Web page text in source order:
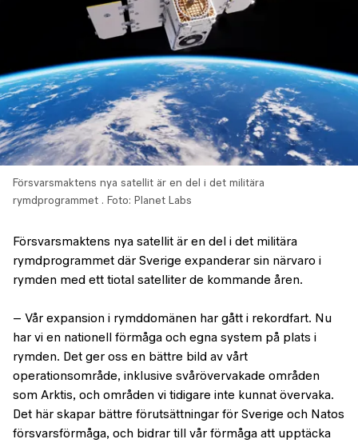
Försvarsmaktens nya satellit är en del i det militära
rymdprogrammet . Foto: Planet Labs
Försvarsmaktens nya satellit är en del i det militära
rymdprogrammet där Sverige expanderar sin närvaro i
rymden med ett tiotal satelliter de kommande åren.
– Vår expansion i rymddomänen har gått i rekordfart. Nu
har vi en nationell förmåga och egna system på plats i
rymden. Det ger oss en bättre bild av vårt
operationsområde, inklusive svårövervakade områden
som Arktis, och områden vi tidigare inte kunnat övervaka.
Det här skapar bättre förutsättningar för Sverige och Natos
försvarsförmåga, och bidrar till vår förmåga att upptäcka